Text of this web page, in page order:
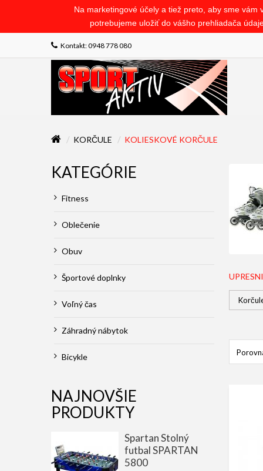
Na marketingové účely a tiež preto, aby sme
potrebujeme uložiť do vášho prehliadača
Kontakt: 0948 778 080
KORČULE KOLIESKOVÉ KORČULE
KATEGÓRIE
Fitness
Oblečenie
Obuv
Športové doplnky
Voľný čas
Záhradný nábytok
Bicykle
NAJNOVŠIE
PRODUKTY
Spartan Stolný
futbal SPARTAN
5800